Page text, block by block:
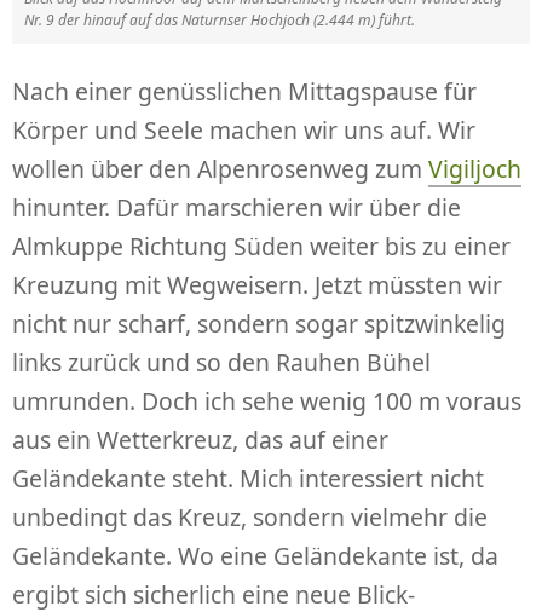
Nr. 9 der hinauf auf das Naturnser Hochjoch (2.444 m) führt.
Nach einer genüsslichen Mittagspause für
Körper und Seele machen wir uns auf. Wir
wollen über den Alpenrosenweg zum Vigiljoch
hinunter. Dafür marschieren wir über die
Almkuppe Richtung Süden weiter bis zu einer
Kreuzung mit Wegweisern. Jetzt müssten wir
nicht nur scharf, sondern sogar spitzwinkelig
links zurück und so den Rauhen Bühel
umrunden. Doch ich sehe wenig 100 m voraus
aus ein Wetterkreuz, das auf einer
Geländekante steht. Mich interessiert nicht
unbedingt das Kreuz, sondern vielmehr die
Geländekante. Wo eine Geländekante ist, da
ergibt sich sicherlich eine neue Blick-